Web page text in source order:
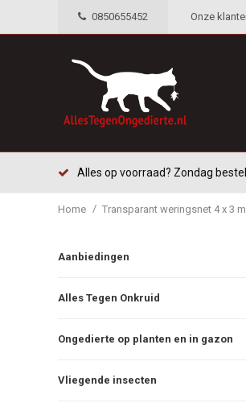
0850655452 Onze
Alles op voorraad? Zondag
Home / Transparant weringsnet 4 x 3
Aanbiedingen
Alles Tegen Onkruid
Ongedierte op planten en in gazon
Vliegende insecten